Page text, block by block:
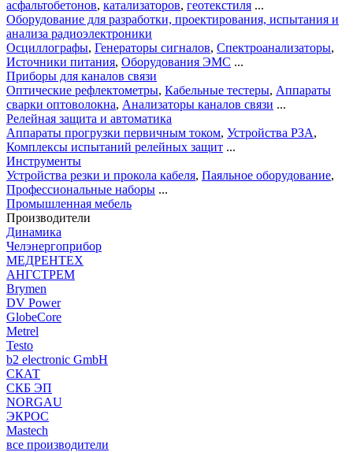
асфальтобетонов, катализаторов, геотекстиля ...
Оборудование для разработки, проектирования, испытания и
анализа радиоэлектроники
Осциллографы, Генераторы сигналов, Спектроанализаторы,
Источники питания, Оборудования ЭМС ...
Приборы для каналов связи
Оптические рефлектометры, Кабельные тестеры, Аппараты
сварки оптоволокна, Анализаторы каналов связи ...
Релейная защита и автоматика
Аппараты прогрузки первичным током, Устройства РЗА,
Комплексы испытаний релейных защит ...
Инструменты
Устройства резки и прокола кабеля, Паяльное оборудование,
Профессиональные наборы ...
Промышленная мебель
Производители
Динамика
Челэнергоприбор
МЕДРЕНТЕХ
АНГСТРЕМ
Brymen
DV Power
GlobeCore
Metrel
Testo
b2 electronic GmbH
СКАТ
СКБ ЭП
NORGAU
ЭКРОС
Mastech
все производители